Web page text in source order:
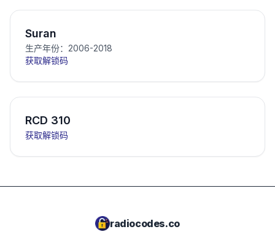
Suran
生产年份：2006-2018
获取解锁码
RCD 310
获取解锁码
radiocodes.co